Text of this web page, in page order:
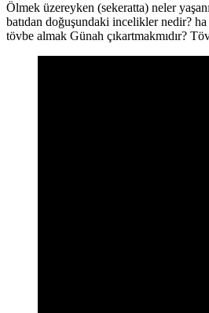
Ölmek üzereyken (sekeratta) neler
batıdan doğuşundaki incelikler nedir?
tövbe almak Günah çıkartmakmıdır?